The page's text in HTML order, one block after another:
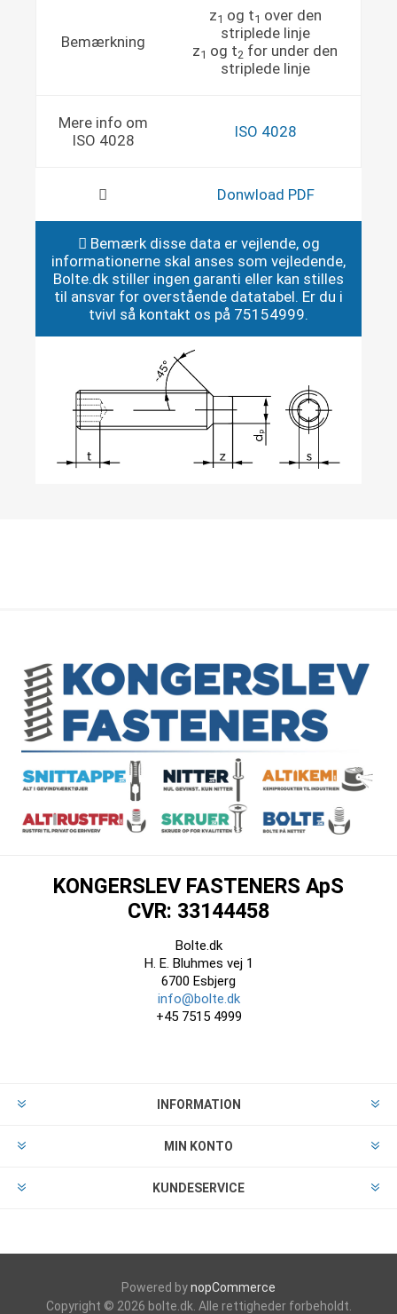
Bemærkning
z1 og t1 over den
striplede linje
z1 og t2 for under den
striplede linje
Mere info om
ISO 4028
ISO 4028
Donwload PDF
Bemærk disse data er vejlende, og
informationerne skal anses som vejledende,
Bolte.dk stiller ingen garanti eller kan stilles
til ansvar for overstående datatabel. Er du i
tvivl så kontakt os på 75154999.
KONGERSLEV FASTENERS ApS
CVR: 33144458
Bolte.dk
H. E. Bluhmes vej 1
6700 Esbjerg
info@bolte.dk
+45 7515 4999
INFORMATION
MIN KONTO
KUNDESERVICE
Powered bynopCommerce
Copyright © 2026 bolte.dk. Alle rettigheder forbeholdt.